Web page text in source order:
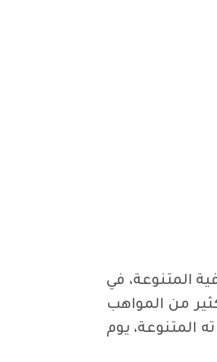
المتنوعة، في
من المواهب
المتنوعة، يوم